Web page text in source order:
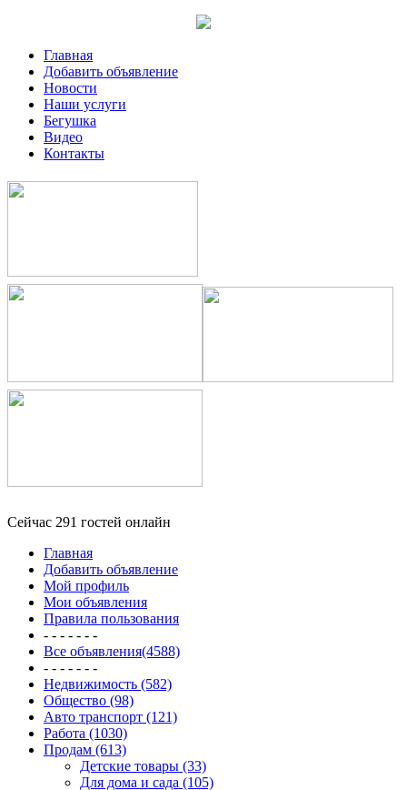
Главная
Добавить объявление
Новости
Наши услуги
Бегушка
Видео
Контакты
Сейчас 291 гостей онлайн
Главная
Добавить объявление
Мой профиль
Мои объявления
Правила пользования
- - - - - - -
Все объявления(4588)
- - - - - - -
Недвижимость (582)
Общество (98)
Авто транспорт (121)
Работа (1030)
Продам (613)
Детские товары (33)
Для дома и сада (105)